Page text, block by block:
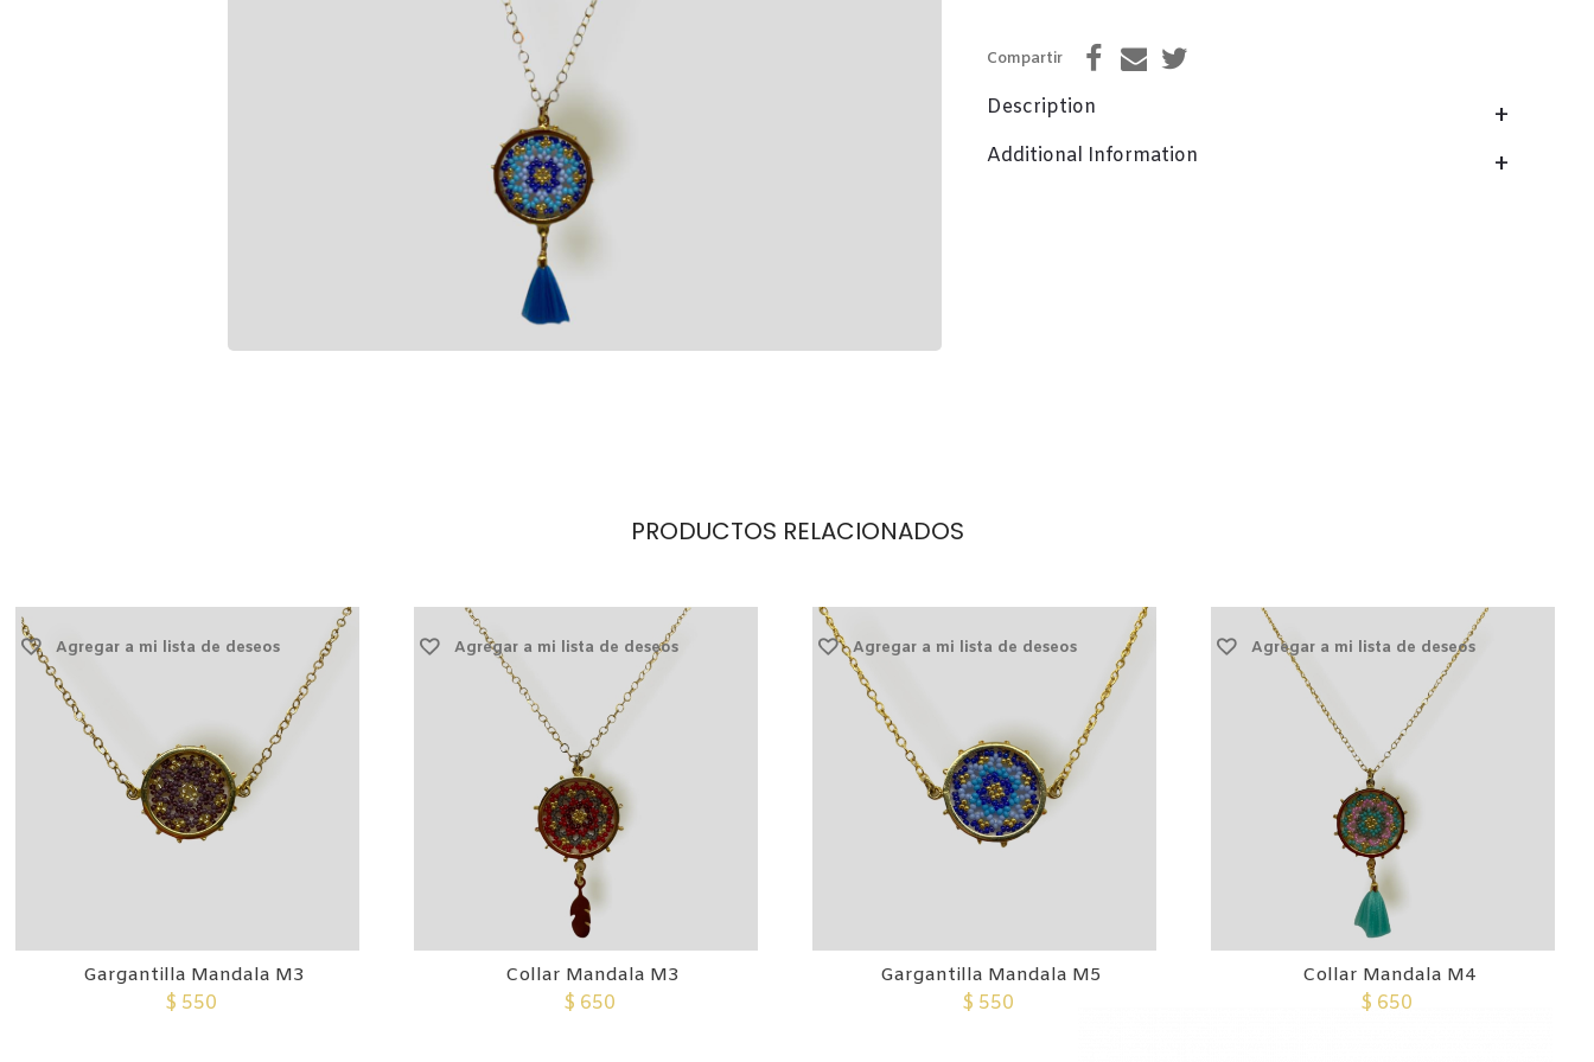
Compartir
Description
Additional Information
PRODUCTOS RELACIONADOS
Agregar a mi lista de deseos
Gargantilla Mandala M3
$ 550
Agregar a mi lista de deseos
Collar Mandala M3
$ 650
Agregar a mi lista de deseos
Gargantilla Mandala M5
$ 550
Agregar a mi lista de deseos
Collar Mandala M4
$ 650